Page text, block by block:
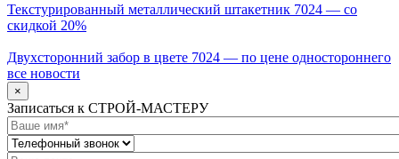
Текстурированный металлический штакетник 7024 — со
скидкой 20%
Двухсторонний забор в цвете 7024 — по цене одностороннего
все новости
×
Записаться к СТРОЙ-МАСТЕРУ